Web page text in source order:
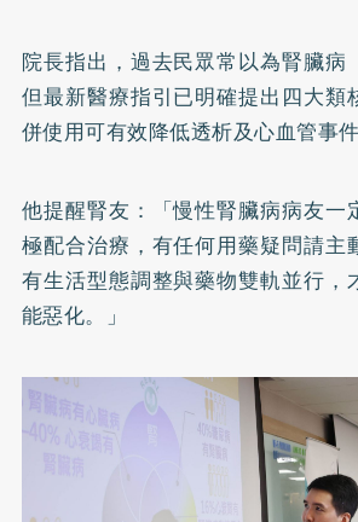
院長指出，過去民眾常以為腎臟病
但最新醫療指引已明確提出四大類
併使用可有效降低透析及心血管事件
他提醒腎友：「慢性腎臟病病友一
極配合治療，有任何用藥疑問請主
有生活型態調整與藥物雙軌並行，
能惡化。」